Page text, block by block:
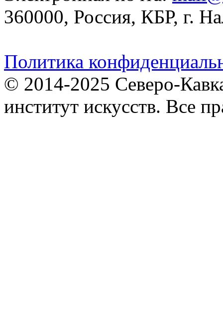
360000, Россия, КБР, г.
Политика
© 2014-2025 Северо-
институт искусств. Все